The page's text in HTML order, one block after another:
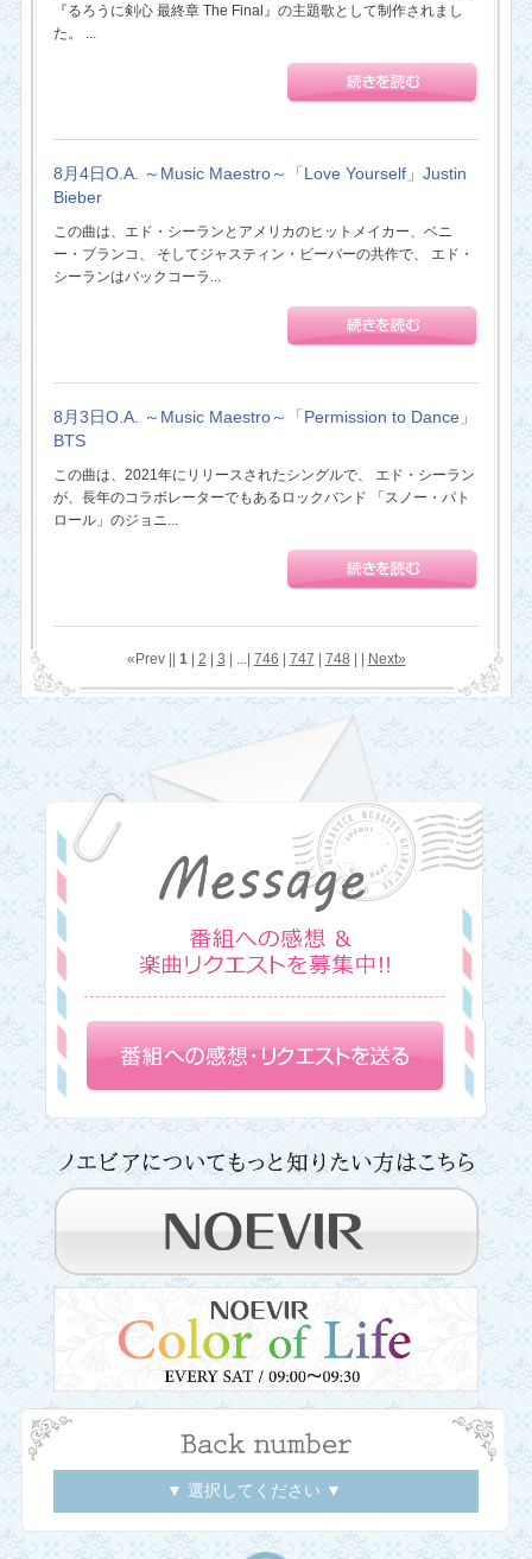
『るろうに剣心 最終章 The Final』の主題歌として制作されまし
た。 ...
8月4日O.A. ～Music Maestro～「Love Yourself」Justin
Bieber
この曲は、エド・シーランとアメリカのヒットメイカー、ベニ
ー・ブランコ、 そしてジャスティン・ビーバーの共作で、 エド・
シーランはバックコーラ...
8月3日O.A. ～Music Maestro～「Permission to Dance」
BTS
この曲は、2021年にリリースされたシングルで、 エド・シーラン
が、長年のコラボレーターでもあるロックバンド 「スノー・パト
ロール」のジョニ...
«Prev || 1| 2 3 | ...| 746 747 748 Next»